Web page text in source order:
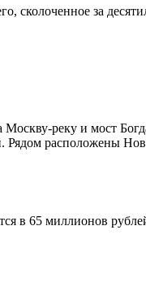
сколоченное за
реку и мост
Рядом расположены
в 65 миллионов